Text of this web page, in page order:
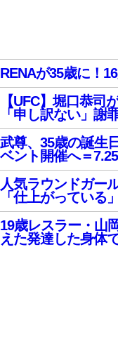
RENAが35歳に！
【UFC】堀口恭司
「申し訳ない」謝
武尊、35歳の誕生
ベント開催へ＝7.25
人気ラウンドガー
「仕上がっている
19歳レスラー・山
えた発達した身体